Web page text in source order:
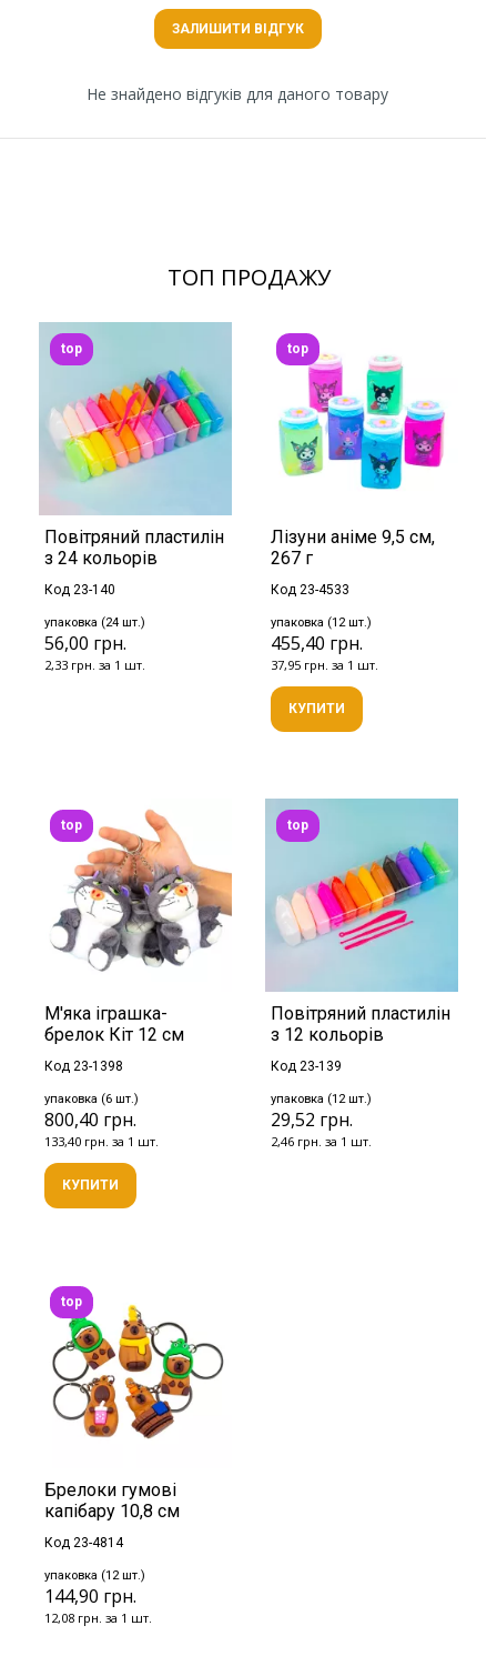
ЗАЛИШИТИ ВІДГУК
Не знайдено відгуків для даного товару
ТОП ПРОДАЖУ
Повітряний пластилін
з 24 кольорів
Код 23-140
упаковка (24 шт.)
56,00 грн.
2,33 грн. за 1 шт.
top
Лізуни аніме 9,5 см,
267 г
Код 23-4533
упаковка (12 шт.)
455,40 грн.
37,95 грн. за 1 шт.
top
КУПИТИ
М'яка іграшка-
брелок Кіт 12 см
Код 23-1398
упаковка (6 шт.)
800,40 грн.
133,40 грн. за 1 шт.
top
КУПИТИ
Повітряний пластилін
з 12 кольорів
Код 23-139
упаковка (12 шт.)
29,52 грн.
2,46 грн. за 1 шт.
top
Брелоки гумові
капібару 10,8 см
Код 23-4814
упаковка (12 шт.)
144,90 грн.
12,08 грн. за 1 шт.
top